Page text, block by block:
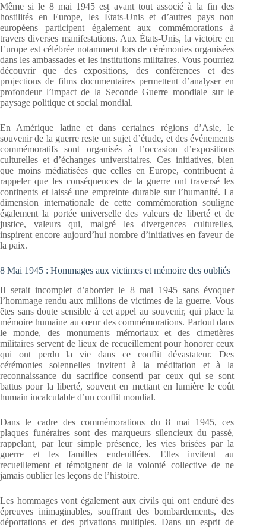
Même si le 8 mai 1945 est avant tout associé à la fin des
hostilités en Europe, les États-Unis et d’autres pays non
européens participent également aux commémorations à
travers diverses manifestations. Aux États-Unis, la victoire en
Europe est célébrée notamment lors de cérémonies organisées
dans les ambassades et les institutions militaires. Vous pourriez
découvrir que des expositions, des conférences et des
projections de films documentaires permettent d’analyser en
profondeur l’impact de la Seconde Guerre mondiale sur le
paysage politique et social mondial.
En Amérique latine et dans certaines régions d’Asie, le
souvenir de la guerre reste un sujet d’étude, et des événements
commémoratifs sont organisés à l’occasion d’expositions
culturelles et d’échanges universitaires. Ces initiatives, bien
que moins médiatisées que celles en Europe, contribuent à
rappeler que les conséquences de la guerre ont traversé les
continents et laissé une empreinte durable sur l’humanité. La
dimension internationale de cette commémoration souligne
également la portée universelle des valeurs de liberté et de
justice, valeurs qui, malgré les divergences culturelles,
inspirent encore aujourd’hui nombre d’initiatives en faveur de
la paix.
8 Mai 1945 : Hommages aux victimes et mémoire des oubliés
Il serait incomplet d’aborder le 8 mai 1945 sans évoquer
l’hommage rendu aux millions de victimes de la guerre. Vous
êtes sans doute sensible à cet appel au souvenir, qui place la
mémoire humaine au cœur des commémorations. Partout dans
le monde, des monuments mémoriaux et des cimetières
militaires servent de lieux de recueillement pour honorer ceux
qui ont perdu la vie dans ce conflit dévastateur. Des
cérémonies solennelles invitent à la méditation et à la
reconnaissance du sacrifice consenti par ceux qui se sont
battus pour la liberté, souvent en mettant en lumière le coût
humain incalculable d’un conflit mondial.
Dans le cadre des commémorations du 8 mai 1945, ces
plaques funéraires sont des marqueurs silencieux du passé,
rappelant, par leur simple présence, les vies brisées par la
guerre et les familles endeuillées. Elles invitent au
recueillement et témoignent de la volonté collective de ne
jamais oublier les leçons de l’histoire.
Les hommages vont également aux civils qui ont enduré des
épreuves inimaginables, souffrant des bombardements, des
déportations et des privations multiples. Dans un esprit de